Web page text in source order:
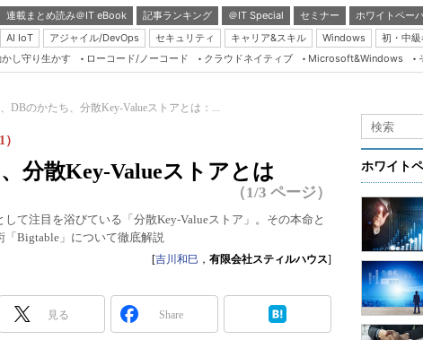
連載まとめ読み＠IT eBook 記事ランキング ＠IT Special セミナー
ホワイトペー
AI IoT アジャイル/DevOps セキュリティ キャリア&スキル Windows 初・中
Server & Storage
Database Expert
Master of IP Network
Security & Trust
Test & Tools
し守り生かす ローコード/ノーコード クラウドネイティブ Microsoft&Windows
DBのかたち、分散Key-Valueストアとは：...
分散Key-Valueストアとは
（1/3 ページ）
て注目を浴びている「分散Key-Valueストア」。その本命と
「Bigtable」について徹底解説
[吉川和巳 ， 有限会社スティルハウス]
見る Share
ホワイト